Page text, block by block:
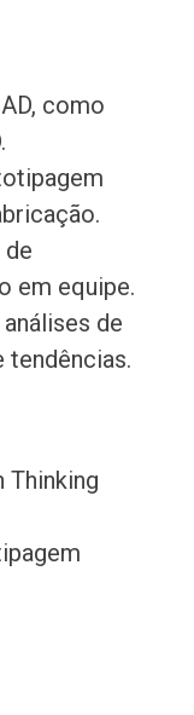
como
de
em equipe.
de
tendências.
Thinking